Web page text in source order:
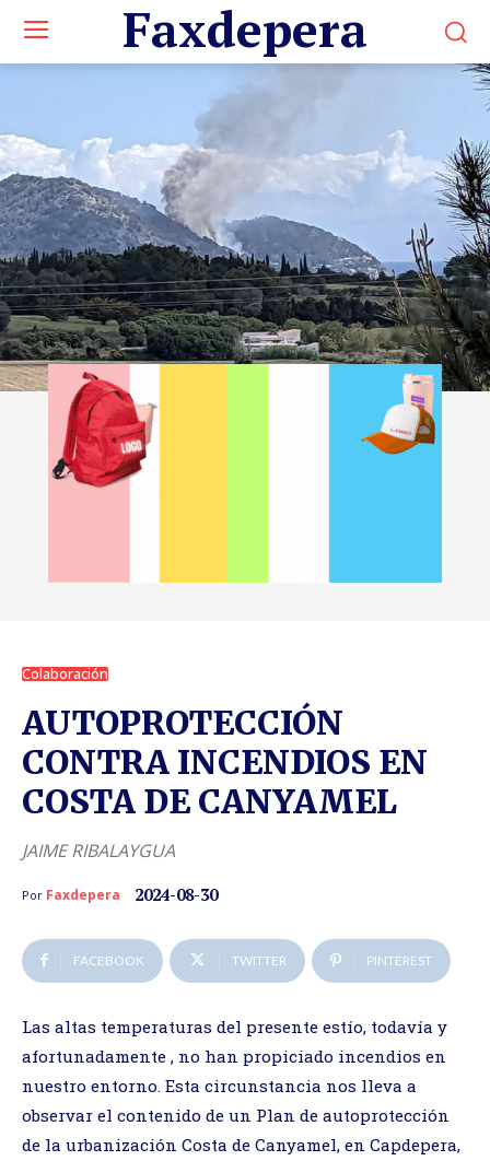
Faxdepera
Colaboración
AUTOPROTECCIÓN
CONTRA INCENDIOS EN
COSTA DE CANYAMEL
JAIME RIBALAYGUA
Por Faxdepera 2024-08-30
FACEBOOK TWITTER PINTEREST
Las altas temperaturas del presente estío, todavía y
afortunadamente , no han propiciado incendios en
nuestro entorno. Esta circunstancia nos lleva a
observar el contenido de un Plan de autoprotección
de la urbanización Costa de Canyamel, en Capdepera,